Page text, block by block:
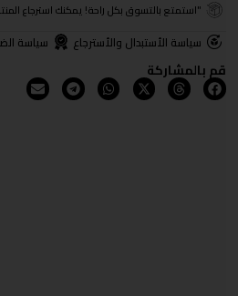
"استمتع بالتسوق بكل راحة! يمكنك استرجاع المنتجات خلال 3 أيام من تاريخ
سياسة الأستبدال والأسترجاع سياسة
قم بالمشاركة